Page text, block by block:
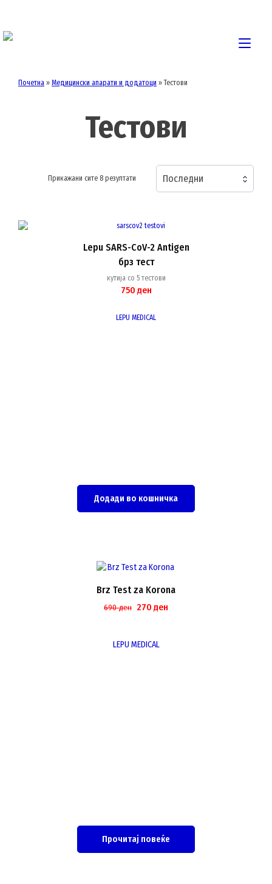
Почетна » Медицински апарати и додатоци »Тестови
Тестови
Прикажани сите 8 резултати Последни
Lepu SARS-CoV-2 Antigen
брз тест
кутија со 5 тестови
750 ден
LEPU MEDICAL
Додади во кошничка
Brz Test za Korona
690ден Original
690 ден.
270 ден
LEPU MEDICAL
Прочитај повеќе